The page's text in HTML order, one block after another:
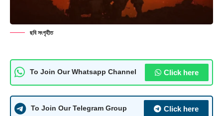
ছবি সংগৃহীত
To Join Our Whatsapp Channel Click here
To Join Our Telegram Group Click here